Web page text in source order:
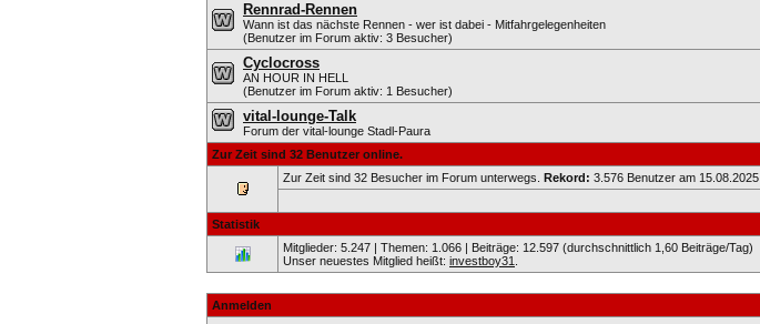
Rennrad-Rennen
Wann ist das nächste Rennen - wer ist dabei - Mitfahrgelegenheiten
(Benutzer im Forum aktiv: 3 Besucher)
Cyclocross
AN HOUR IN HELL
(Benutzer im Forum aktiv: 1 Besucher)
vital-lounge-Talk
Forum der vital-lounge Stadl-Paura
Zur Zeit sind 32 Benutzer online.
Zur Zeit sind 32 Besucher im Forum unterwegs. Rekord: 3.576 Benutzer am 15.08.2025
Statistik
Mitglieder: 5.247 | Themen: 1.066 | Beiträge: 12.597 (durchschnittlich 1,60 Beiträge/Tag)
Unser neuestes Mitglied heißt: investboy31
Anmelden